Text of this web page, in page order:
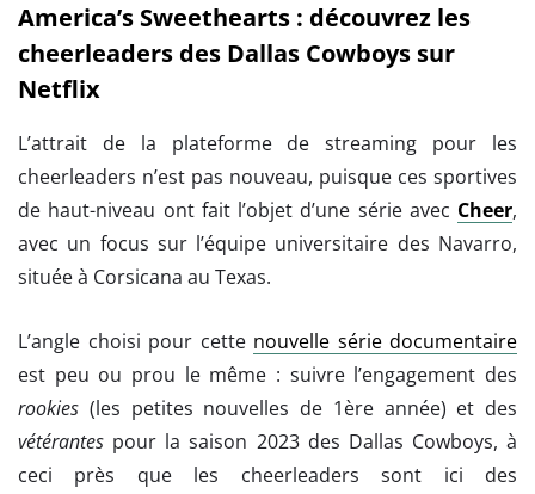
America’s Sweethearts : découvrez les
cheerleaders des Dallas Cowboys sur
Netflix
L’attrait de la plateforme de streaming pour les
cheerleaders n’est pas nouveau, puisque ces sportives
de haut-niveau ont fait l’objet d’une série avec Cheer,
avec un focus sur l’équipe universitaire des Navarro,
située à Corsicana au Texas.
L’angle choisi pour cette nouvelle série documentaire
est peu ou prou le même : suivre l’engagement des
rookies (les petites nouvelles de 1ère année) et des
vétérantes pour la saison 2023 des Dallas Cowboys, à
ceci près que les cheerleaders sont ici des